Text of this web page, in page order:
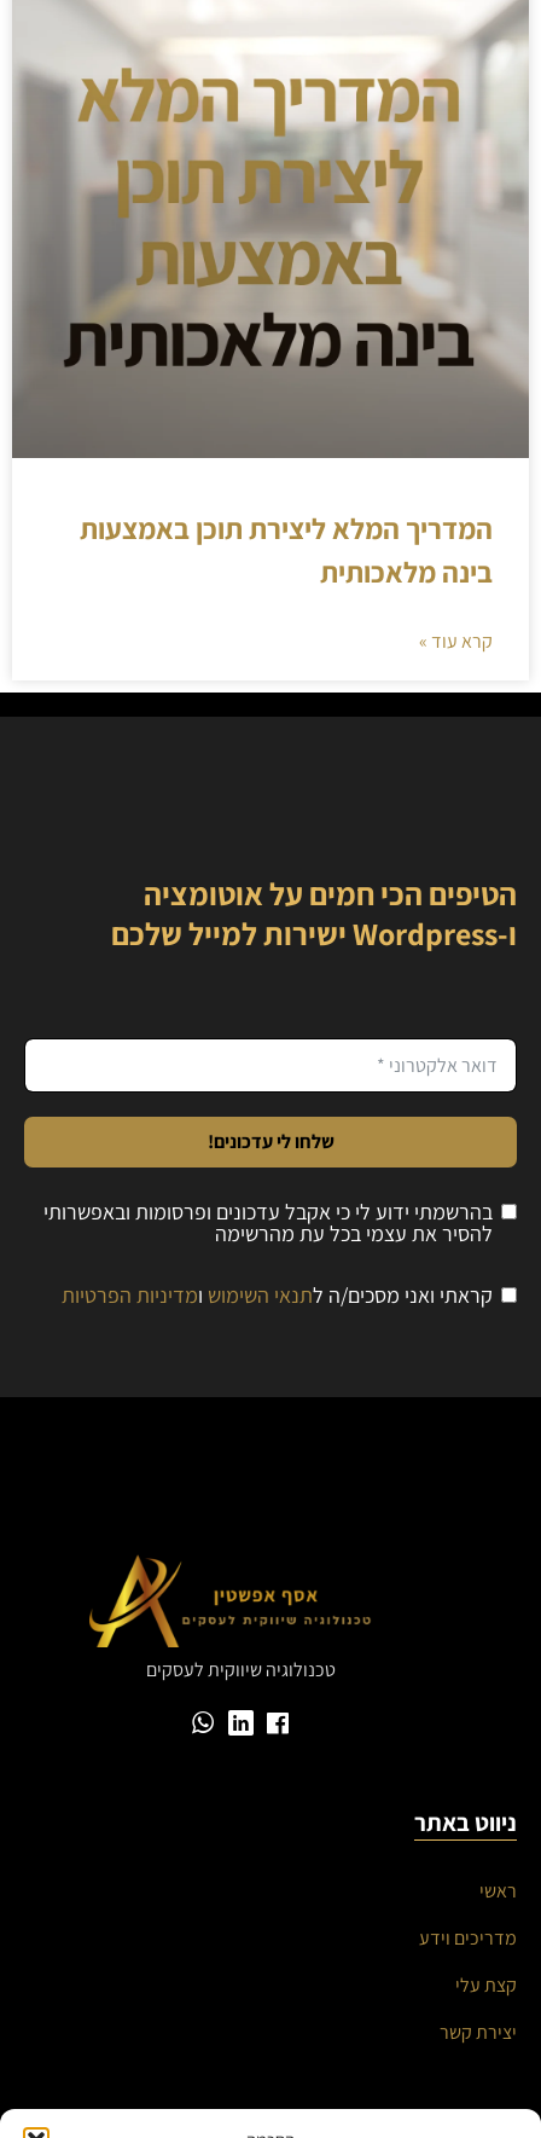
המדריך המלא ליצירת תוכן באמצעות
בינה מלאכותית
קרא עוד »
הטיפים הכי חמים על אוטומציה
ו-Wordpress ישירות למייל שלכם
שלחו לי עדכונים!
בהרשמתי ידוע לי כי אקבל עדכונים ופרסומות ובאפשרותי
להסיר את עצמי בכל עת מהרשימה
קראתי ואני מסכים/ה לתנאי השימוש ומדיניות הפרטיות
טכנולוגיה שיווקית לעסקים
ניווט באתר
ראשי
מדריכים וידע
קצת עלי
יצירת קשר